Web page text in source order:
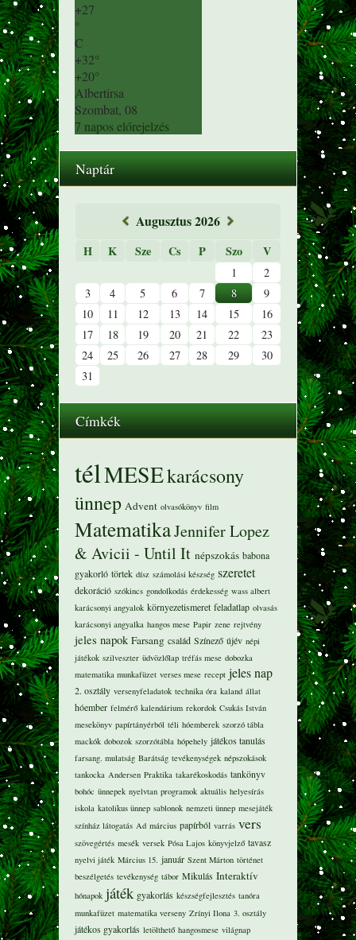
+27
°
C
+32°
+20°
Albertirsa
Szombat, 08
7 napos előrejelzés
Naptár
Augusztus 2026
H K Sze Cs P Szo V
1
2
3
4 5 6 7 8
9
10
11 12 13 14 15
16
17
18 19 20 21 22
23
24
25 26 27 28 29
30
31
Címkék
télMESEkarácsony
ünnep Advent olvasókönyv film
MatematikaJennifer Lopez
& Avicii - Until It népszokás babona
gyakorló törtek dísz számolási készség szeretet
dekoráció szókincs gondolkodás érdekesség wass albert
karácsonyi angyalok környezetismeret feladatlap olvasás
karácsonyi angyalka hangos mese Papir zene rejtvény
jeles napok Farsang család Színező újév népi
játékok szilveszter üdvözlőlap tréfás mese dobozka
matematika munkafüzet verses mese recept jeles nap
2. osztály versenyfeladatok technika óra kaland állat
hóember felmérő kalendárium rekordok Csukás István
mesekönyv papírtányérból téli hóemberek szorzó tábla
mackók dobozok szorzótábla hópehely játékos tanulás
farsang. mulatság Barátság tevékenységek népszokások
tankocka Andersen Praktika takarékoskodás tankönyv
bohóc ünnepek nyelvtan programok aktuális helyesírás
iskola katolikus ünnep sablonok nemzeti ünnep mesejáték
színház látogatás Ad március papírból varrás vers
szövegértés mesék versek Pósa Lajos könyvjelző tavasz
nyelvi játék Március 15. január Szent Márton történet
beszélgetés tevékenység tábor Mikulás Interaktív
hónapok játék gyakorlás készségfejlesztés tanóra
munkafüzet matematika verseny Zrínyi Ilona 3. osztály
játékos gyakorlás letölthető hangosmese világnap